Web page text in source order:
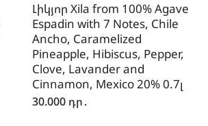
Լիկյոր Xila from 100% Agave
Espadin with 7 Notes, Chile
Ancho, Caramelized
Pineapple, Hibiscus, Pepper,
Clove, Lavander and
Cinnamon, Mexico 20% 0.7լ
30.000 դր․